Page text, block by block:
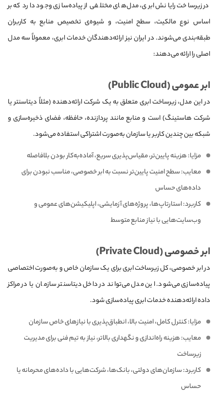
در زیرساخت رایانش ابری، مدل‌های مختلفی از پیاده‌سازی وجود دارد که بر
اساس نوع مالکیت، سطح امنیت، و شیوه‌ی تخصیص منابع به کاربران
طبقه‌بندی می‌شوند. در ایران نیز ارائه‌دهندگان خدمات ابری، معمولاً سه مدل
اصلی را ارائه می‌دهند:
ابر عمومی (Public Cloud)
در این مدل، زیرساخت ابری متعلق به یک شرکت ارائه‌دهنده (مثلاً دیتاسنتر یا
شرکت هاستینگ) است و منابع مانند پردازنده، حافظه، فضای ذخیره‌سازی و
شبکه بین چندین کاربر یا سازمان به‌صورت اشتراکی استفاده می‌شود.
مزایا: هزینه پایین‌تر، مقیاس‌پذیری سریع، آماده‌به‌کار بودن بلافاصله
معایب: سطح امنیت پایین‌تر نسبت به ابر خصوصی، مناسب نبودن برای
داده‌های حساس
کاربرد: استارتاپ‌ها، پروژه‌های آزمایشی، اپلیکیشن‌های عمومی و
وب‌سایت‌هایی با نیاز منابع متوسط
ابر خصوصی (Private Cloud)
در ابر خصوصی، کل زیرساخت ابری برای یک سازمان خاص و به‌صورت اختصاصی
پیاده‌سازی می‌شود. این مدل می‌تواند در داخل دیتاسنتر سازمان یا در مراکز
داده ارائه‌دهنده خدمات ابری پیاده‌سازی شود.
مزایا: کنترل کامل، امنیت بالا، انطباق‌پذیری با نیازهای خاص سازمان
معایب: هزینه راه‌اندازی و نگهداری بالاتر، نیاز به تیم فنی برای مدیریت
زیرساخت
کاربرد: سازمان‌های دولتی، بانک‌ها، شرکت‌هایی با داده‌های محرمانه یا
حساس